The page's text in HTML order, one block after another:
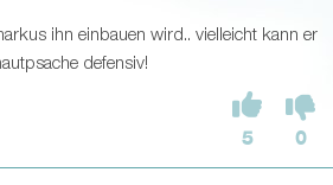
ihn einbauen wird.. vielleicht kann er
defensiv!
5 0